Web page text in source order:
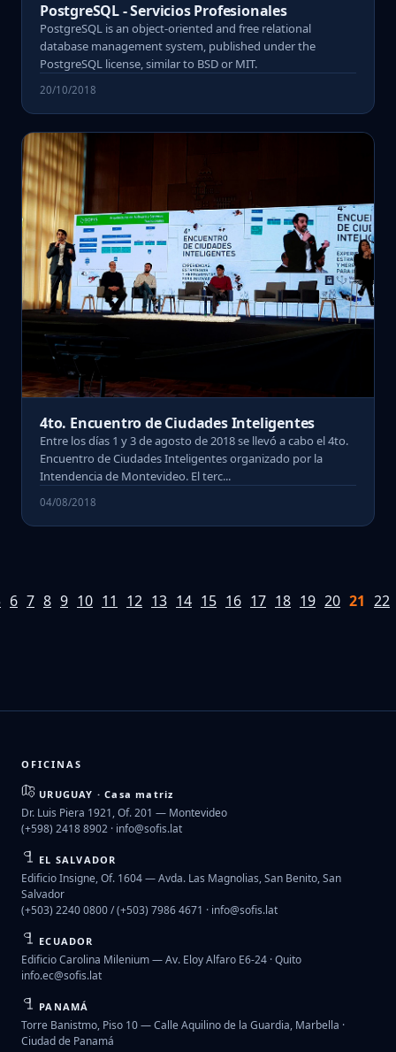
PostgreSQL - Servicios Profesionales
PostgreSQL is an object-oriented and free relational
database management system, published under the
PostgreSQL license, similar to BSD or MIT.
20/10/2018
4to. Encuentro de Ciudades Inteligentes
Entre los días 1 y 3 de agosto de 2018 se llevó a cabo el 4to.
Encuentro de Ciudades Inteligentes organizado por la
Intendencia de Montevideo. El terc...
04/08/2018
6 7 8 9 10 11 12 13 14 15 16 17 18 19 20 21 22
OFICINAS
URUGUAY · Casa matriz
Dr. Luis Piera 1921, Of. 201 — Montevideo
(+598) 2418 8902 · info@sofis.lat
EL SALVADOR
Edificio Insigne, Of. 1604 — Avda. Las Magnolias, San Benito, San
Salvador
(+503) 2240 0800 / (+503) 7986 4671 · info@sofis.lat
ECUADOR
Edificio Carolina Milenium — Av. Eloy Alfaro E6-24 · Quito
info.ec@sofis.lat
PANAMÁ
Torre Banistmo, Piso 10 — Calle Aquilino de la Guardia, Marbella ·
Ciudad de Panamá